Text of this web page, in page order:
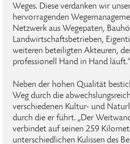
Weges. Diese verdanken wir
hervorragenden
Netzwerk aus Wegepaten,
Landwirtschaftsbetrieben,
weiteren beteiligten Akteuren,
professionell Hand in Hand läuft.”
Neben der hohen Qualität
Weg durch die
verschiedenen Kultur- und
durch die er führt. „Der
verbindet auf seinen 259
unterschiedlichen Kulissen des